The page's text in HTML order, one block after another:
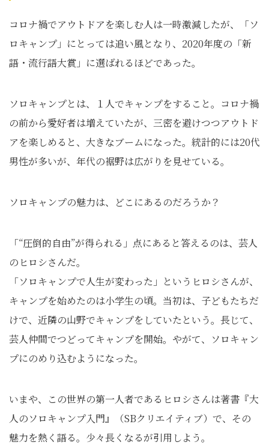
コロナ禍でアウトドアを楽しむ人は一時激減したが、「ソ
ロキャンプ」にとっては追い風となり、2020年度の「新
語・流行語大賞」に選ばれるほどであった。
ソロキャンプとは、１人でキャンプをすること。コロナ禍
の前から愛好者は増えていたが、三密を避けつつアウトド
アを楽しめると、大きなブームになった。統計的には20代
男性が多いが、年代の裾野は広がりを見せている。
ソロキャンプの魅力は、どこにあるのだろうか？
「“圧倒的自由”が得られる」点にあると答えるのは、芸人
のヒロシさんだ。
「ソロキャンプで人生が変わった」というヒロシさんが、
キャンプを始めたのは小学生の頃。当初は、子どもたちだ
けで、近隣の山野でキャンプをしていたという。長じて、
芸人仲間でつどってキャンプを開始。やがて、ソロキャン
プにのめり込むようになった。
いまや、この世界の第一人者であるヒロシさんは著書『大
人のソロキャンプ入門』（SBクリエイティブ）で、その
魅力を熱く語る。少々長くなるが引用しよう。